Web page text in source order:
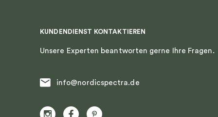
KUNDENDIENST KONTAKTIEREN
Unsere Experten beantworten gerne Ihre Fragen.
info@nordicspectra.de